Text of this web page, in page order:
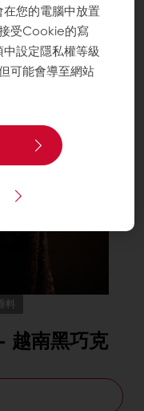
越南黑巧克
您的電腦中放置
受Cookie的寫
設定隱私權等級
可能會導至網站